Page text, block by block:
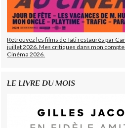
Retrouvez les films de Tati restaurés par
juillet 2026. Mes critiques dans mon
Cinéma 2026.
LE LIVRE DU MOIS